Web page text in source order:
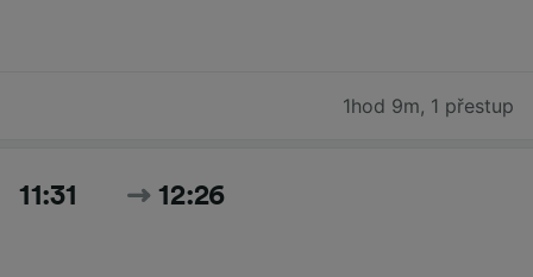
1hod 9m, 1 přestup
11:31 12:26